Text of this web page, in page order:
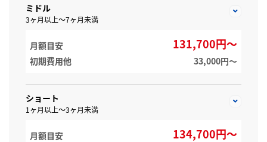
ミドル
3ヶ月以上～7ヶ月未満
月額目安 131,700円～
初期費用他 33,000円〜
ショート
1ヶ月以上～3ヶ月未満
月額目安 134,700円～